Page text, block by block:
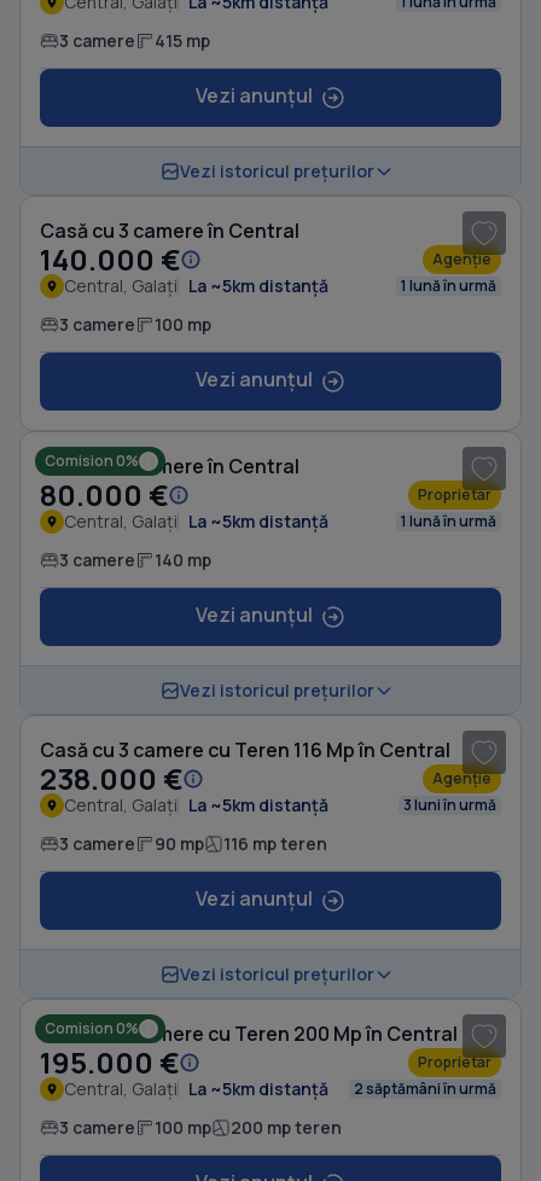
3 camere 415 mp
Vezi anunțul
Vezi istoricul prețurilor
Casă cu 3 camere în Central
140.000 € Agenție
Central, Galați La ~5km distanță 1 lună în urmă
3 camere 100 mp
Vezi anunțul
Comision 0%
Casă cu 3 camere în Central
80.000 € Proprietar
Central, Galați La ~5km distanță 1 lună în urmă
3 camere 140 mp
Vezi anunțul
Vezi istoricul prețurilor
Casă cu 3 camere cu Teren 116 Mp în Central
238.000 € Agenție
Central, Galați La ~5km distanță 3 luni în urmă
3 camere 90 mp 116 mp teren
Vezi anunțul
Vezi istoricul prețurilor
Comision 0%
Casă cu 3 camere cu Teren 200 Mp în Central
195.000 € Proprietar
Central, Galați La ~5km distanță 2 săptămâni în urmă
3 camere 100 mp 200 mp teren